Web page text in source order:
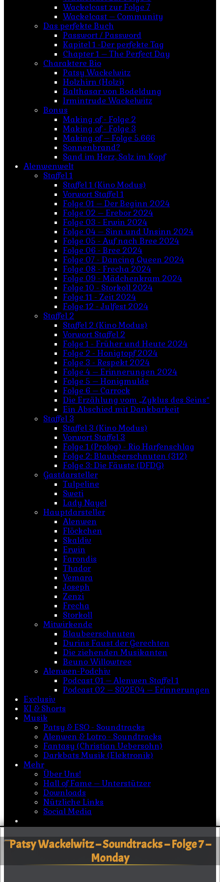
Wackelcast zur Folge 7
Wackelcast – Community
Das perfekte Buch
Passwort / Password
Kapitel 1 -Der perfekte Tag
Chapter 1 – The Perfect Day
Charaktere Bio
Patsy Wackelwitz
Holzhirn (Holzi)
Balthasar von Bodeldung
Irmintrude Wackelwitz
Bonus
Making of - Folge 2
Making of - Folge 3
Making of – Folge 5.666
Sonnenbrand?
Sand im Herz, Salz im Kopf
Alenwenwelt
Staffel 1
Staffel 1 (Kino Modus)
Vorwort Staffel 1
Folge 01 – Der Beginn 2024
Folge 02 – Erebor 2024
Folge 03 - Erwin 2024
Folge 04 – Sinn und Unsinn 2024
Folge 05 - Auf nach Bree 2024
Folge 06 - Bree 2024
Folge 07 - Dancing Queen 2024
Folge 08 - Frecha 2024
Folge 09 - Mädchenkram 2024
Folge 10 - Storkoll 2024
Folge 11 - Zeit 2024
Folge 12 - Julfest 2024
Staffel 2
Staffel 2 (Kino Modus)
Vorwort Staffel 2
Folge 1 - Früher und Heute 2024
Folge 2 - Honigtopf 2024
Folge 3 - Respekt 2024
Folge 4 – Erinnerungen 2024
Folge 5 – Honigmulde
Folge 6 – Carrock
Die Erzählung vom „Zyklus des Seins“
Ein Abschied mit Dankbarkeit
Staffel 3
Staffel 3 (Kino Modus)
Vorwort Staffel 3
Folge 1 (Prolog) - Rio Harfenschlag
Folge 2: Blaubeerschnuten (312)
Folge 3: Die Fäuste (DFDG)
Gastdarsteller
Tulpeline
Sweti
Lady Nayel
Hauptdarsteller
Alenwen
Flöckchen
Skaldiv
Erwin
Farondis
Thador
Vemara
Joseph
Zenzi
Frecha
Storkoll
Mitwirkende
Blaubeerschnuten
Durins Faust der Gerechten
Die ziehenden Musikanten
Beuno Willowtree
Alenwen-Podchiv
Podcast 01 – Alenwen Staffel 1
Podcast 02 – S02E04 – Erinnerungen
Exclusiv
KI & Shorts
Musik
Patsy & ESO - Soundtracks
Alenwen & Lotro - Soundtracks
Fantasy (Christian Uebersohn)
Darkbats Musik (Elektronik)
Mehr
Über Uns!
Hall of Fame – Unterstützer
Downloads
Nützliche Links
Social Media
Patsy Wackelwitz – Soundtracks – Folge 7 –
Monday